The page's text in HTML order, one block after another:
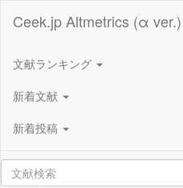
Ceek.jp Altmetrics (α ver.)
文献ランキング
新着文献
新着投稿